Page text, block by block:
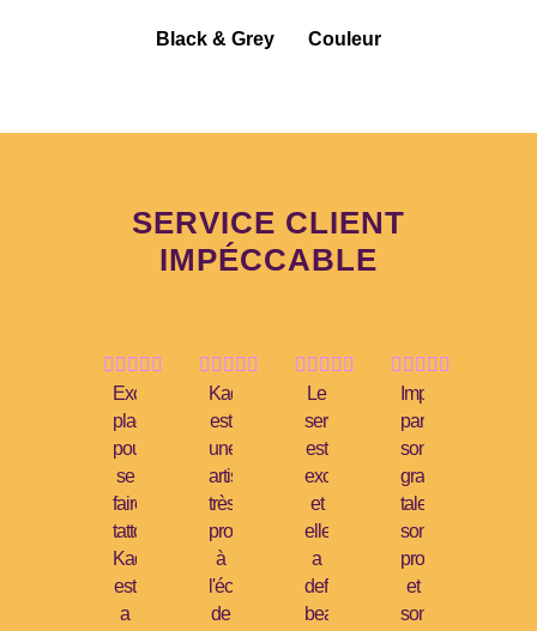
Black & Grey Couleur
SERVICE CLIENT
IMPÉCCABLE
    
Excellente
place
pour
se
faire
tattouer.
Kadi
est
a
    
Kadi
est
une
artiste
très
professionnelle,
à
l'écoute
de
    
Le
service
est
exceptionnel
et
elle
a
definitivement
beaucoup
    
Impressionné
par
son
grand
talent,
son
professionnalisme
et
son